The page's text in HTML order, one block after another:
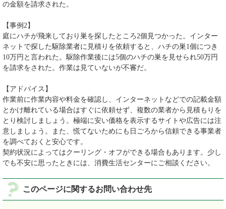
の金額を請求された。
【事例2】
庭にハチが飛来しており巣を探したところ2個見つかった。インター
ネットで探した駆除業者に見積りを依頼すると、ハチの巣1個につき
10万円と言われた。駆除作業後には5個のハチの巣を見せられ50万円
を請求をされた。作業は見ていないが不審だ。
【アドバイス】
作業前に作業内容や料金を確認し、インターネットなどでの記載金額
とかけ離れている場合はすぐに依頼せず、複数の業者から見積もりを
とり検討しましょう。極端に安い価格を表示するサイトや広告には注
意しましょう。また、慌てないためにも日ごろから信頼できる事業者
を調べておくと安心です。
契約状況によってはクーリング・オフができる場合もあります。少し
でも不安に思ったときには、消費生活センターにご相談ください。
このページに関するお問い合わせ先